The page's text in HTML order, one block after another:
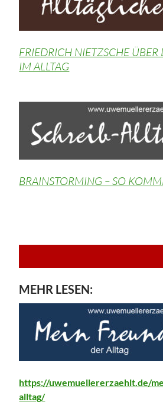
FRIEDRICH NIETZSCHE ÜBER
IM ALLTAG
BRAINSTORMING – SO
MEHR LESEN:
https://uwemuellererzaehlt.de/
alltag/‎